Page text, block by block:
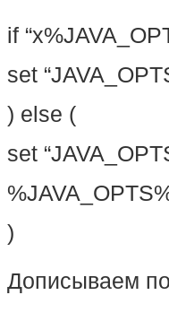
if
set
) else (
set
)
Дописываем